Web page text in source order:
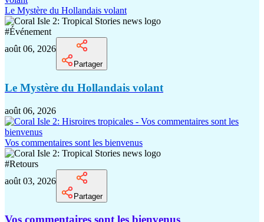
Le Mystère du Hollandais volant
#Événement
août 06, 2026
Partager
Le Mystère du Hollandais volant
août 06, 2026
Vos commentaires sont les bienvenus
#Retours
août 03, 2026
Partager
Vos commentaires sont les bienvenus